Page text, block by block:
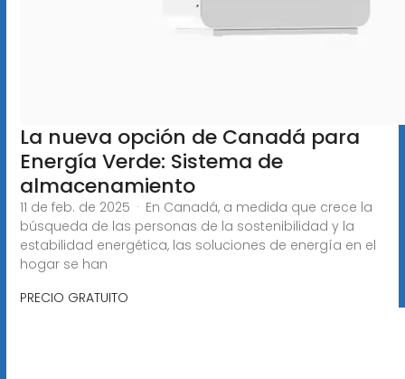
La nueva opción de Canadá para
Energía Verde: Sistema de
almacenamiento
11 de feb. de 2025 · En Canadá, a medida que crece la
búsqueda de las personas de la sostenibilidad y la
estabilidad energética, las soluciones de energía en el
hogar se han
PRECIO GRATUITO